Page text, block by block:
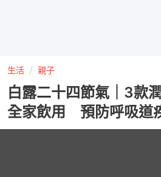
生活 親子
白露二十四節氣｜3款
全家飲用 預防呼吸道